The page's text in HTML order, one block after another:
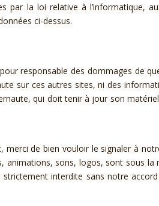
par la loi relative à l’informatique,
ci-dessus.
responsable des dommages de
sur ces autres sites, ni des
qui doit tenir à jour son
de bien vouloir le signaler à
sons, logos, sont sous la
interdite sans notre